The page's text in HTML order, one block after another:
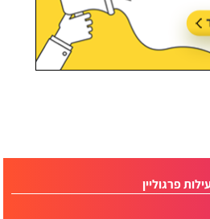
פרגוליין